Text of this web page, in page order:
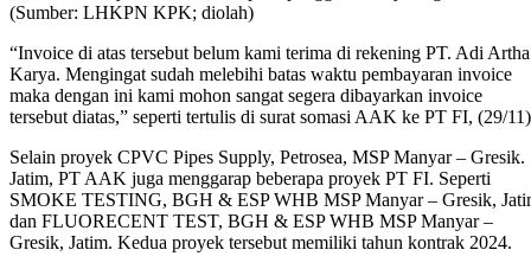
“Invoice di atas tersebut belum kami terima di rekening PT. Adi Artha
Karya. Mengingat sudah melebihi batas waktu pembayaran invoice
maka dengan ini kami mohon sangat segera dibayarkan invoice
tersebut diatas,” seperti tertulis di surat somasi AAK ke PT FI, (29/
Selain proyek CPVC Pipes Supply, Petrosea, MSP Manyar – Gresik.
Jatim, PT AAK juga menggarap beberapa proyek PT FI. Seperti
SMOKE TESTING, BGH & ESP WHB MSP Manyar – Gresik,
dan FLUORECENT TEST, BGH & ESP WHB MSP Manyar –
Gresik, Jatim. Kedua proyek tersebut memiliki tahun kontrak 2024.